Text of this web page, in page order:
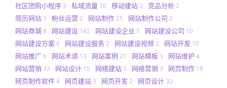
社区团购小程序 3 私域流量 30 移动建站2 竞品分析2
简历网站 3 粉丝运营2 网站制作25 网站制作公司 2
网站商城8 网站建设 142 网站建设企业 5 网站建设公司 10
网站建设方案6 网站建设服务2 网站建设视频2 网站开发 10
网站推广6 网站术语 13 网站案例 21 网站模板 3 网站维护 4
网站营销 33 网站设计 15 网络建站 5 网络营销 3 网页制作 18
网页制作软件4 网页建站 3 网页开发 2 网页设计 32